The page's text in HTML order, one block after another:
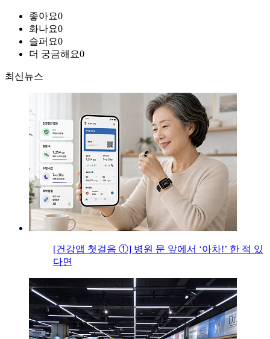
좋아요0
화나요0
슬퍼요0
더 궁금해요0
최신뉴스
[건강앱 첫걸음 ①] 병원 문 앞에서 ‘아차!’ 한 적 있
다면